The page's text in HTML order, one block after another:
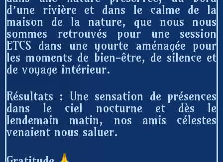
d’une rivière et dans le calme de la
maison de la nature, que nous nous
sommes retrouvés pour une session
ETCS dans une yourte aménagée pour
les moments de bien-être, de silence et
de voyage intérieur.
Résultats : Une sensation de présences
dans le ciel nocturne et dès le
lendemain matin, nos amis célestes
venaient nous saluer.